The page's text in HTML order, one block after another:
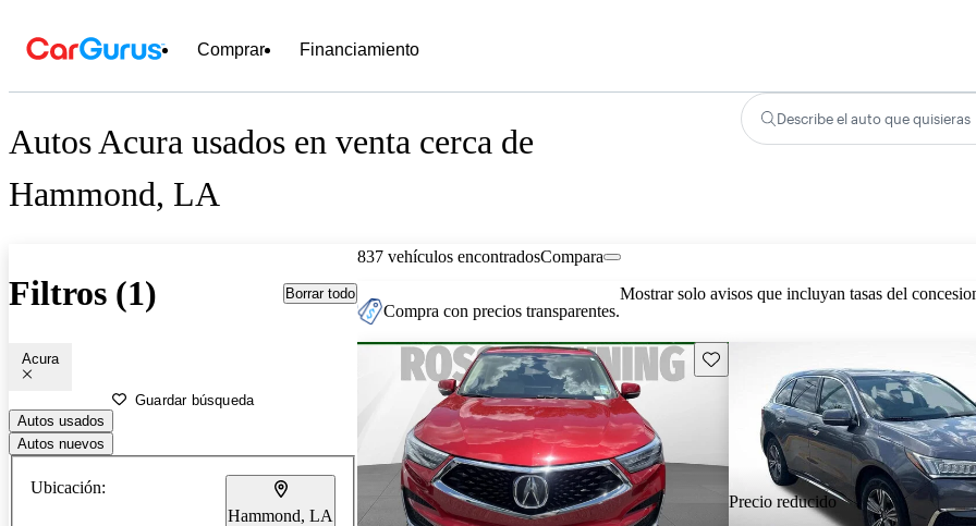
Comprar Financiamiento
Autos Acura usados en venta cerca de
Hammond, LA
Describe el auto que quisieras
Filtros (1) Borrar todo
Acura
Guardar búsqueda
Autos usados
Autos nuevos
Ubicación:
Hammond, LA
837 vehículos encontradosCompara
Compra con precios transparentes.
Mostrar solo avisos que incluyan tasas del
Guarda este Aviso
Precio reducido